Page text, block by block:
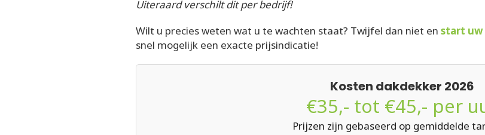
Uiteraard verschilt dit per bedrijf!
Wilt u precies weten wat u te wachten staat? Twijfel dan niet en start
snel mogelijk een exacte prijsindicatie!
Kosten dakdekker 2026
€35,- tot €45,- per
Prijzen zijn gebaseerd op gemiddelde